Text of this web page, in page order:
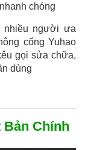
chóng
nhiều người ưa
cống Yuhao
gọi sửa chữa,
dùng
Bản Chính